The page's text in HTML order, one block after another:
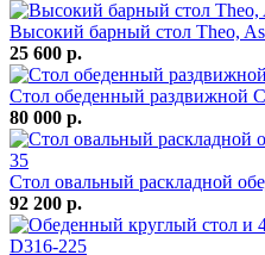
Высокий барный стол Theo,
25 600 р.
Стол обеденный раздвижной
80 000 р.
Стол овальный раскладной
92 200 р.